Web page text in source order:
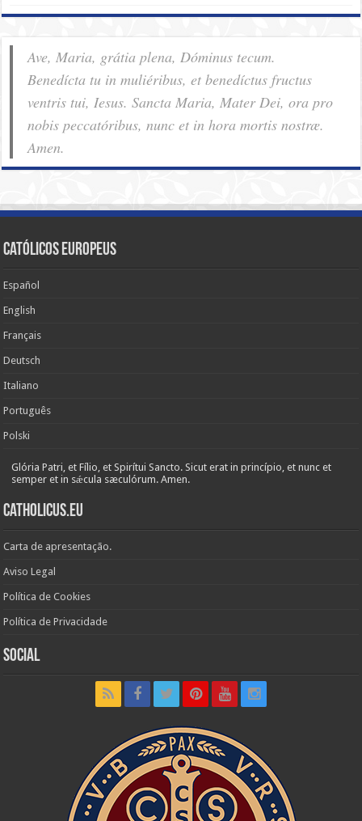
Ave, Maria, grátia plena, Dóminus tecum.
Benedícta tu in muliéribus, et benedíctus fructus
ventris tui, Iesus. Sancta Maria, Mater Dei, ora pro
nobis pec­ca­tóribus, nunc et in hora mortis nostræ.
Amen.
Católicos Europeus
Español
English
Français
Deutsch
Italiano
Português
Polski
Glória Patri, et Fílio, et Spirítui Sancto. Sicut erat in princípio, et nunc et
semper et in sǽcula sæculórum. Amen.
Catholicus.eu
Carta de apresentação.
Aviso Legal
Política de Cookies
Política de Privacidade
Social